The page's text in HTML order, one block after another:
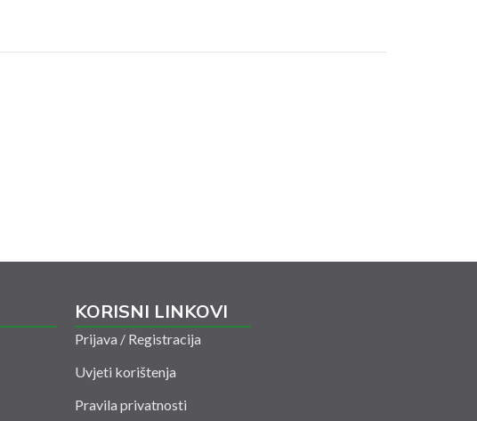
KORISNI LINKOVI
Prijava / Registracija
Uvjeti korištenja
Pravila privatnosti